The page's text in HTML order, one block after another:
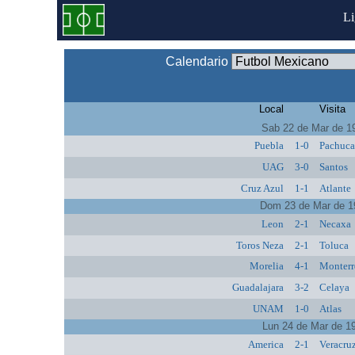
Calendario
Local Visita
Sab 22 de Mar de
Puebla
1-0 Pachuca
UAG
3-0 Santos
Cruz Azul
1-1 Atlante
Dom 23 de Mar de
Leon
2-1 Necaxa
Toros Neza
2-1 Toluca
Morelia
4-1
Guadalajara
3-2 Celaya
UNAM
1-0 Atlas
Lun 24 de Mar de
America
2-1